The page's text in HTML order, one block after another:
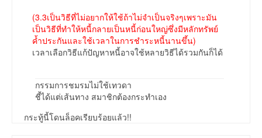
(3.3เป็นวิธีที่ไม่อยากให้ใช้ถ้าไม่จำเป็นจริงๆเพราะมัน
เป็นวิธีที่ทำให้หนี้กลายเป็นหนี้ก่อนใหญ่ซึ่งมีหลักทรัพย์
ค้ำประกันและใช้เวลาในการชำระหนี้นานขึ้น)
เวลาเลือกวิธีแก้ปัญหาหนี้อาจใช้หลายวิธีได้รวมกันก็ได้
กรรมการชมรมไม่ใช้เทวดา
ชี้ได้แต่เส้นทาง สมาชิกต้องกระทำเอง
กระทู้นี้โดนล็อคเรียบร้อยแล้ว!!